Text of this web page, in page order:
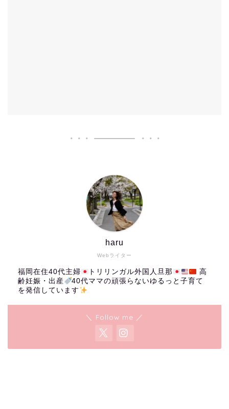
Webライター
haru
福岡在住40代主婦 トリリンガル外国人旦那
高
齢妊娠・出産
40代ママの頑張らないゆるっと子育て
を発信しています
＼ Follow me ／